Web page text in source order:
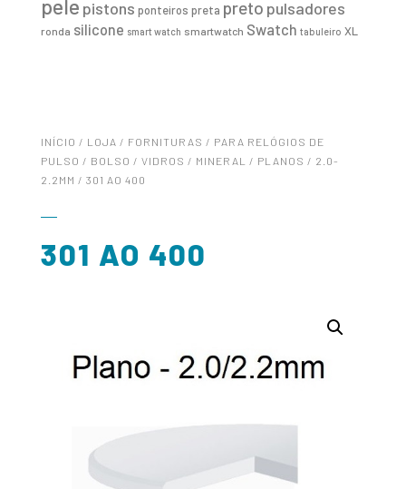
pele pistons ponteiros preta preto pulsadores
ronda silicone smart watch smartwatch Swatch tabuleiro XL
INÍCIO / LOJA / FORNITURAS / PARA RELÓGIOS DE
PULSO / BOLSO / VIDROS / MINERAL / PLANOS / 2.0-
2.2MM / 301 AO 400
301 AO 400